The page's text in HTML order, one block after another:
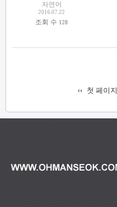
자연어
2016.07.22
조회 수 128
첫 페이지